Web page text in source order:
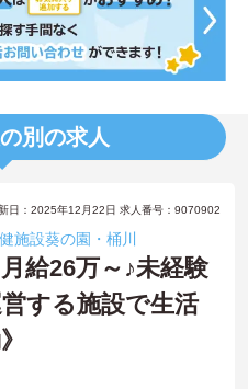
別の求人
日：2025年12月22日 求人番号：9070902
施設葵の園・桶川
給26万～♪未経験
する施設で生活